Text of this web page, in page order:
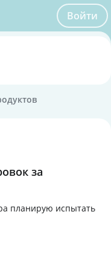
Войти
за
планирую испытать